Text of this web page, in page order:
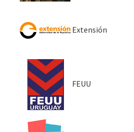
Extensión
FEUU